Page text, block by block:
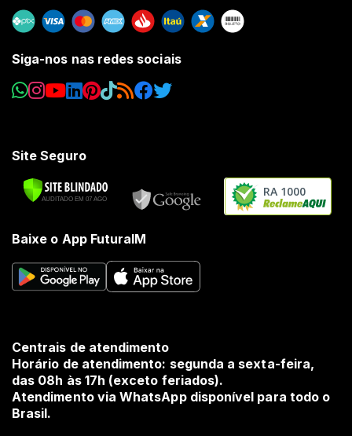
Siga-nos nas redes sociais
Site Seguro
RA 1000
Baixe o App FuturaIM
Centrais de atendimento
Horário de atendimento: segunda a sexta-feira,
das 08h às 17h (exceto feriados).
Atendimento via WhatsApp disponível para todo o
Brasil.